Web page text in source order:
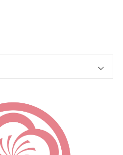
話（太田信弘役員）